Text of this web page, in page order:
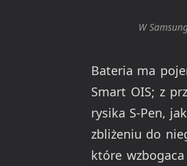
W
Bateria ma
Smart OIS; z
rysika S-Pen,
zbliżeniu do
które